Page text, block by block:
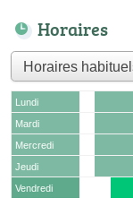
Horaires
Lundi
Mardi
Mercredi
Jeudi
Vendredi